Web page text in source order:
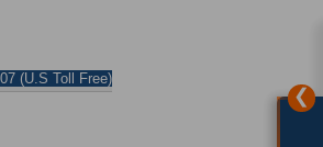
(U.S Toll Free)
❯